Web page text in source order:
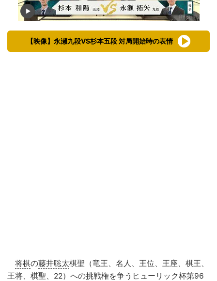
【映像】永瀬九段VS杉本五段 対局開始時の表情
将棋の藤井聡太棋聖（竜王、名人、王位、王座、棋王、
王将、棋聖、22）への挑戦権を争うヒューリック杯第96